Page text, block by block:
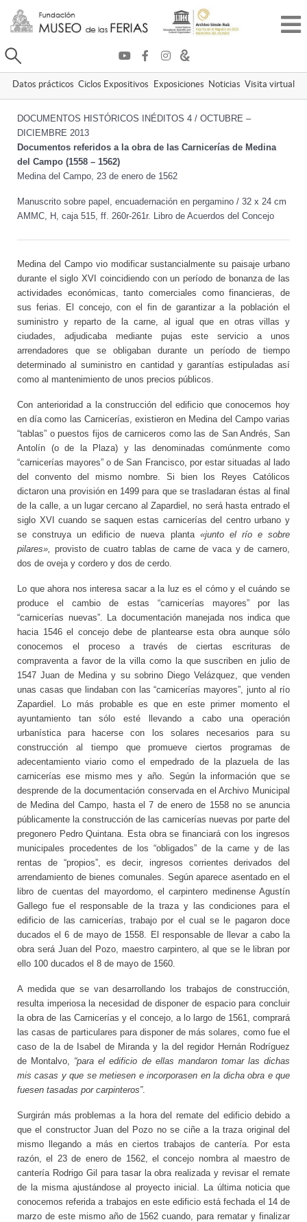
Buscar
Datos prácticos Ciclos Expositivos Exposiciones Noticias Visita virtual
DOCUMENTOS HISTÓRICOS INÉDITOS 4 / OCTUBRE –
DICIEMBRE 2013
Documentos referidos a la obra de las Carnicerías de Medina
del Campo (1558 – 1562)
Medina del Campo, 23 de enero de 1562
Manuscrito sobre papel, encuadernación en pergamino / 32 x 24 cm
AMMC, H, caja 515, ff. 260r-261r. Libro de Acuerdos del Concejo
Medina del Campo vio modificar sustancialmente su paisaje urbano
durante el siglo XVI coincidiendo con un período de bonanza de las
actividades económicas, tanto comerciales como financieras, de
sus ferias. El concejo, con el fin de garantizar a la población el
suministro y reparto de la carne, al igual que en otras villas y
ciudades, adjudicaba mediante pujas este servicio a unos
arrendadores que se obligaban durante un período de tiempo
determinado al suministro en cantidad y garantías estipuladas así
como al mantenimiento de unos precios públicos.
Con anterioridad a la construcción del edificio que conocemos hoy
en día como las Carnicerías, existieron en Medina del Campo varias
“tablas” o puestos fijos de carniceros como las de San Andrés, San
Antolín (o de la Plaza) y las denominadas comúnmente como
“carnicerías mayores” o de San Francisco, por estar situadas al lado
del convento del mismo nombre. Si bien los Reyes Católicos
dictaron una provisión en 1499 para que se trasladaran éstas al final
de la calle, a un lugar cercano al Zapardiel, no será hasta entrado el
siglo XVI cuando se saquen estas carnicerías del centro urbano y
se construya un edificio de nueva planta «junto el río e sobre
pilares», provisto de cuatro tablas de carne de vaca y de carnero,
dos de oveja y cordero y dos de cerdo.
Lo que ahora nos interesa sacar a la luz es el cómo y el cuándo se
produce el cambio de estas “carnicerías mayores” por las
“carnicerías nuevas”. La documentación manejada nos indica que
hacia 1546 el concejo debe de plantearse esta obra aunque sólo
conocemos el proceso a través de ciertas escrituras de
compraventa a favor de la villa como la que suscriben en julio de
1547 Juan de Medina y su sobrino Diego Velázquez, que venden
unas casas que lindaban con las “carnicerías mayores”, junto al río
Zapardiel. Lo más probable es que en este primer momento el
ayuntamiento tan sólo esté llevando a cabo una operación
urbanística para hacerse con los solares necesarios para su
construcción al tiempo que promueve ciertos programas de
adecentamiento viario como el empedrado de la plazuela de las
carnicerías ese mismo mes y año. Según la información que se
desprende de la documentación conservada en el Archivo Municipal
de Medina del Campo, hasta el 7 de enero de 1558 no se anuncia
públicamente la construcción de las carnicerías nuevas por parte del
pregonero Pedro Quintana. Esta obra se financiará con los ingresos
municipales procedentes de los “obligados” de la carne y de las
rentas de “propios”, es decir, ingresos corrientes derivados del
arrendamiento de bienes comunales. Según aparece asentado en el
libro de cuentas del mayordomo, el carpintero medinense Agustín
Gallego fue el responsable de la traza y las condiciones para el
edificio de las carnicerías, trabajo por el cual se le pagaron doce
ducados el 6 de mayo de 1558. El responsable de llevar a cabo la
obra será Juan del Pozo, maestro carpintero, al que se le libran por
ello 100 ducados el 8 de mayo de 1560.
A medida que se van desarrollando los trabajos de construcción,
resulta imperiosa la necesidad de disponer de espacio para concluir
la obra de las Carnicerías y el concejo, a lo largo de 1561, comprará
las casas de particulares para disponer de más solares, como fue el
caso de la de Isabel de Miranda y la del regidor Hernán Rodríguez
de Montalvo, “para el edificio de ellas mandaron tomar las dichas
mis casas y que se metiesen e incorporasen en la dicha obra e que
fuesen tasadas por carpinteros”.
Surgirán más problemas a la hora del remate del edificio debido a
que el constructor Juan del Pozo no se ciñe a la traza original del
mismo llegando a más en ciertos trabajos de cantería. Por esta
razón, el 23 de enero de 1562, el concejo nombra al maestro de
cantería Rodrigo Gil para tasar la obra realizada y revisar el remate
de la misma ajustándose al proyecto inicial. La última noticia que
conocemos referida a trabajos en este edificio está fechada el 14 de
marzo de este mismo año de 1562 cuando, para rematar y finalizar